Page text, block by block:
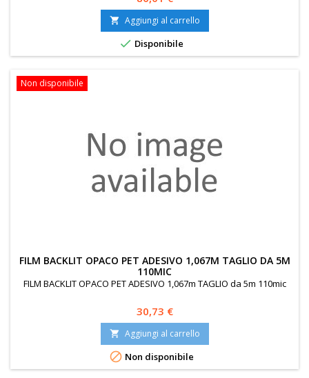
 Aggiungi al carrello
 Disponibile
Non disponibile
FILM BACKLIT OPACO PET ADESIVO 1,067M TAGLIO DA 5M
110MIC
FILM BACKLIT OPACO PET ADESIVO 1,067m TAGLIO da 5m 110mic
Prezzo
30,73 €
 Aggiungi al carrello
 Non disponibile